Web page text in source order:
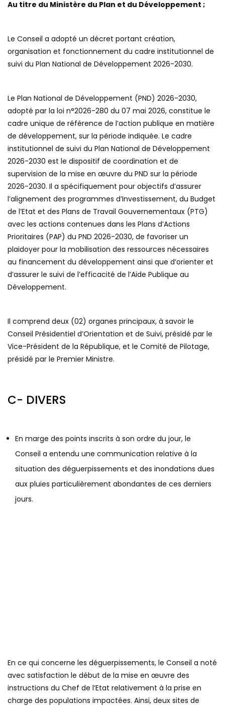
Au titre du Ministère du Plan et du Développement ;
Le Conseil a adopté un décret portant création,
organisation et fonctionnement du cadre institutionnel de
suivi du Plan National de Développement 2026-2030.
Le Plan National de Développement (PND) 2026-2030,
adopté par la loi n°2026-280 du 07 mai 2026, constitue le
cadre unique de référence de l’action publique en matière
de développement, sur la période indiquée. Le cadre
institutionnel de suivi du Plan National de Développement
2026-2030 est le dispositif de coordination et de
supervision de la mise en œuvre du PND sur la période
2026-2030. Il a spécifiquement pour objectifs d’assurer
l’alignement des programmes d’Investissement, du Budget
de l’Etat et des Plans de Travail Gouvernementaux (PTG)
avec les actions contenues dans les Plans d’Actions
Prioritaires (PAP) du PND 2026-2030, de favoriser un
plaidoyer pour la mobilisation des ressources nécessaires
au financement du développement ainsi que d’orienter et
d’assurer le suivi de l’efficacité de l’Aide Publique au
Développement.
Il comprend deux (02) organes principaux, à savoir le
Conseil Présidentiel d’Orientation et de Suivi, présidé par le
Vice-Président de la République, et le Comité de Pilotage,
présidé par le Premier Ministre.
C- DIVERS
En marge des points inscrits à son ordre du jour, le
Conseil a entendu une communication relative à la
situation des déguerpissements et des inondations dues
aux pluies particulièrement abondantes de ces derniers
jours.
En ce qui concerne les déguerpissements, le Conseil a noté
avec satisfaction le début de la mise en œuvre des
instructions du Chef de l’Etat relativement à la prise en
charge des populations impactées. Ainsi, deux sites de